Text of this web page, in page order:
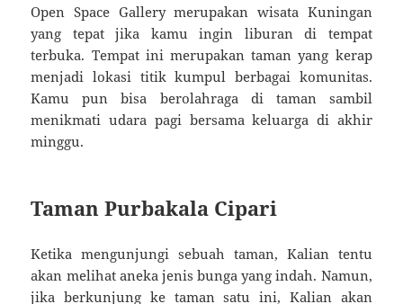
Open Space Gallery merupakan wisata Kuningan
yang tepat jika kamu ingin liburan di tempat
terbuka. Tempat ini merupakan taman yang kerap
menjadi lokasi titik kumpul berbagai komunitas.
Kamu pun bisa berolahraga di taman sambil
menikmati udara pagi bersama keluarga di akhir
minggu.
Taman Purbakala Cipari
Ketika mengunjungi sebuah taman, Kalian tentu
akan melihat aneka jenis bunga yang indah. Namun,
jika berkunjung ke taman satu ini, Kalian akan